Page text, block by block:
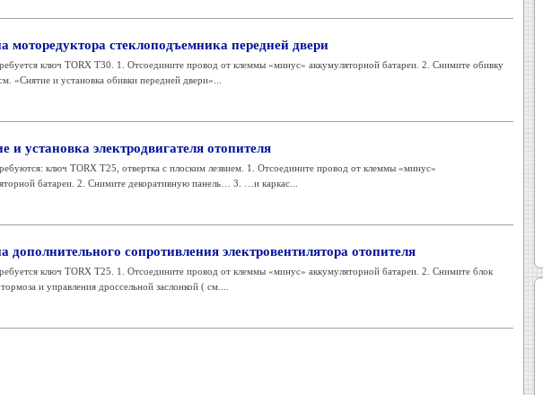
моторедуктора стеклоподъемника передней двери
ключ TORX Т30. 1. Отсоедините провод от клеммы «минус» аккумуляторной батареи. 2. Снимите обивку
«Снятие и установка обивки передней двери»...
и установка электродвигателя отопителя
ключ TORX Т25, отвертка с плоским лезвием. 1. Отсоедините провод от клеммы «минус»
батареи. 2. Снимите декоративную панель… 3. …и каркас...
дополнительного сопротивления электровентилятора отопителя
ключ TORX Т25. 1. Отсоедините провод от клеммы «минус» аккумуляторной батареи. 2. Снимите блок
и управления дроссельной заслонкой ( см....